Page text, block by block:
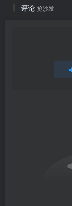
评论 抢沙发